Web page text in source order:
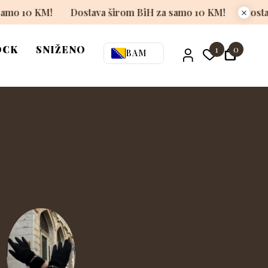
BiH za samo 10 KM! Dostava širom BiH za samo 10 KM!
SNIŽENO BAM 1 0